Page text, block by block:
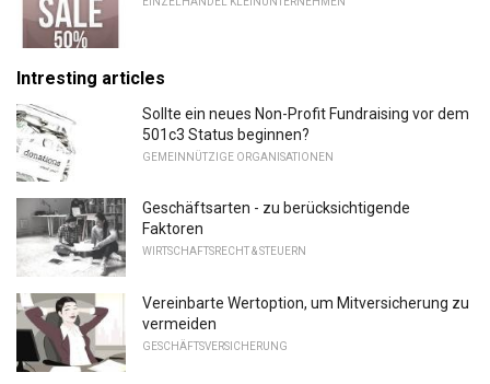
Intresting articles
Sollte ein neues Non-Profit Fundraising vor dem
501c3 Status beginnen?
GEMEINNÜTZIGE ORGANISATIONEN
Geschäftsarten - zu berücksichtigende
Faktoren
WIRTSCHAFTSRECHT & STEUERN
Vereinbarte Wertoption, um Mitversicherung zu
vermeiden
GESCHÄFTSVERSICHERUNG